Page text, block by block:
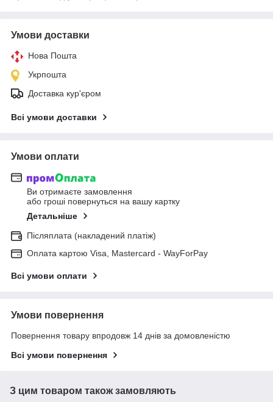
Умови доставки
Нова Пошта
Укрпошта
Доставка кур'єром
Всі умови доставки
Умови оплати
Ви отримаєте замовлення
або гроші повернуться на вашу картку
Детальніше
Післяплата (накладений платіж)
Оплата картою Visa, Mastercard - WayForPay
Всі умови оплати
Умови повернення
Повернення товару впродовж 14 днів за домовленістю
Всі умови повернення
З цим товаром також замовляють